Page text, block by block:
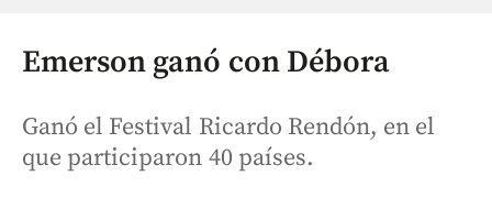
Emerson ganó con Débora
Ganó el Festival Ricardo Rendón, en el
que participaron 40 países.